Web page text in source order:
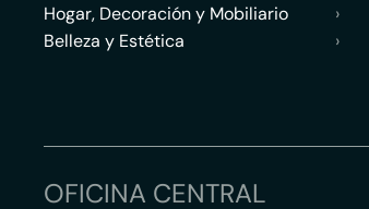
Hogar, Decoración y Mobiliario
›
Belleza y Estética
›
OFICINA CENTRAL